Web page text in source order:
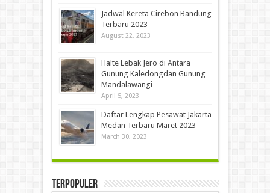
Jadwal Kereta Cirebon Bandung
Terbaru 2023
August 22, 2023
Halte Lebak Jero di Antara
Gunung Kaledongdan Gunung
Mandalawangi
April 5, 2023
Daftar Lengkap Pesawat Jakarta
Medan Terbaru Maret 2023
March 30, 2023
Terpopuler